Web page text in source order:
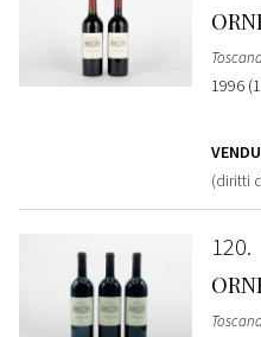
1996
(diritti
120